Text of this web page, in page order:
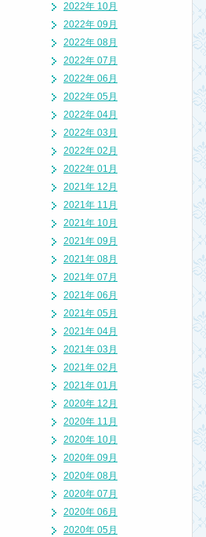
2022年 10月
2022年 09月
2022年 08月
2022年 07月
2022年 06月
2022年 05月
2022年 04月
2022年 03月
2022年 02月
2022年 01月
2021年 12月
2021年 11月
2021年 10月
2021年 09月
2021年 08月
2021年 07月
2021年 06月
2021年 05月
2021年 04月
2021年 03月
2021年 02月
2021年 01月
2020年 12月
2020年 11月
2020年 10月
2020年 09月
2020年 08月
2020年 07月
2020年 06月
2020年 05月